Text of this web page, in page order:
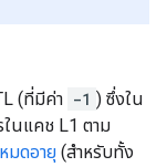
(ที่มีค่า -1 ) ซึ่งใน
นแคช L1 ตาม
มดอายุ (สำหรับทั้ง